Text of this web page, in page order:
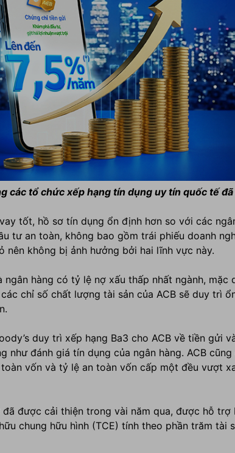
các tổ chức xếp hạng tín dụng uy tín quốc tế
tốt, hồ sơ tín dụng ổn định hơn so với các
tư an toàn, không bao gồm trái phiếu doanh
không bị ảnh hưởng bởi hai lĩnh vực này.
hàng có tỷ lệ nợ xấu thấp nhất ngành, mặc
chỉ số chất lượng tài sản của ACB sẽ duy trì
duy trì xếp hạng Ba3 cho ACB về tiền gửi
như đánh giá tín dụng của ngân hàng. ACB
vốn và tỷ lệ an toàn vốn cấp một đều vượt
đã được cải thiện trong vài năm qua, được hỗ
chung hữu hình (TCE) tính theo phần trăm tài